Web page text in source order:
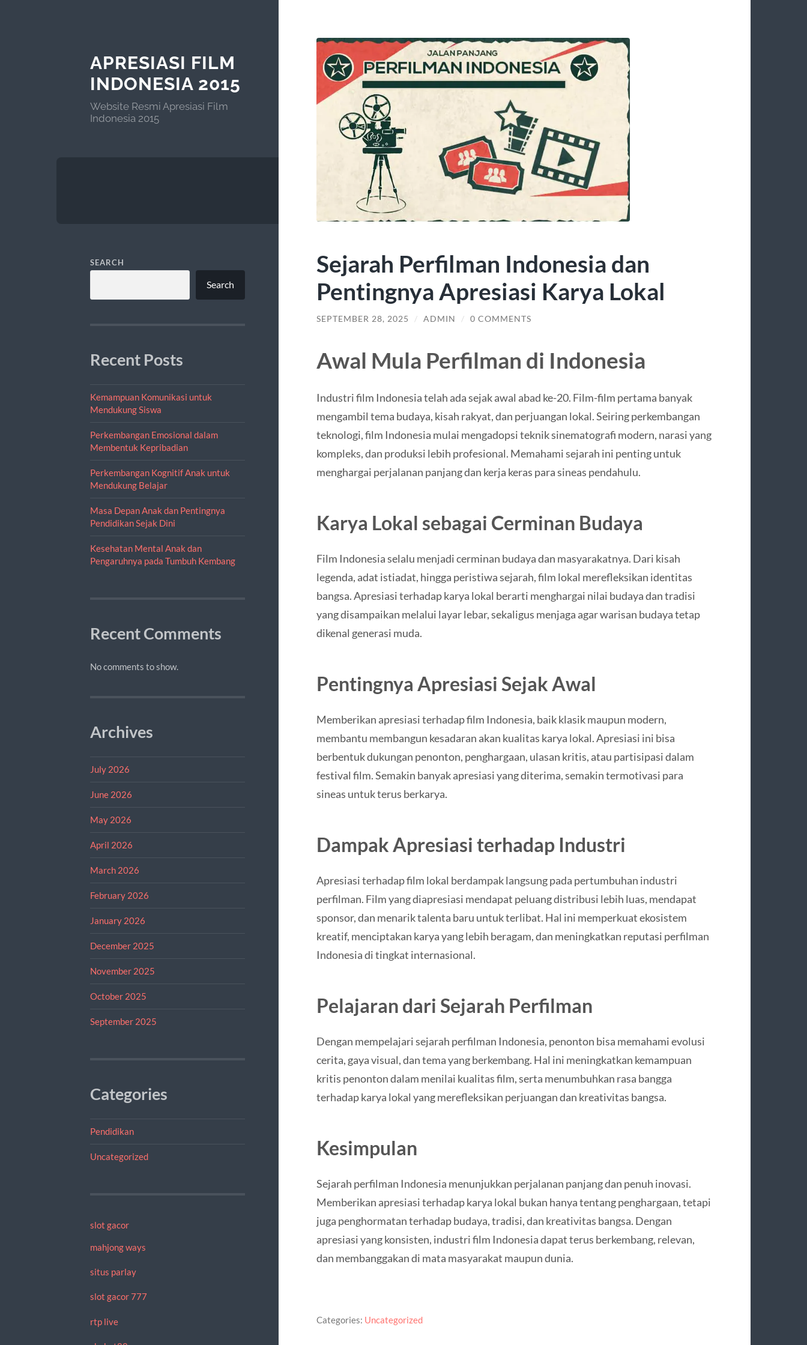
APRESIASI FILM
INDONESIA 2015
Website Resmi Apresiasi Film
Indonesia 2015
SEARCH
Search
Recent Posts
Kemampuan Komunikasi untuk
Mendukung Siswa
Perkembangan Emosional dalam
Membentuk Kepribadian
Perkembangan Kognitif Anak untuk
Mendukung Belajar
Masa Depan Anak dan Pentingnya
Pendidikan Sejak Dini
Kesehatan Mental Anak dan
Pengaruhnya pada Tumbuh Kembang
Recent Comments
No comments to show.
Archives
July 2026
June 2026
May 2026
April 2026
March 2026
February 2026
January 2026
December 2025
November 2025
October 2025
September 2025
Categories
Pendidikan
Uncategorized
slot gacor
mahjong ways
situs parlay
slot gacor 777
rtp live
Sejarah Perfilman Indonesia dan
Pentingnya Apresiasi Karya Lokal
SEPTEMBER 28, 2025 / ADMIN / 0 COMMENTS
Awal Mula Perfilman di Indonesia
Industri film Indonesia telah ada sejak awal abad ke-20. Film-film pertama banyak
mengambil tema budaya, kisah rakyat, dan perjuangan lokal. Seiring perkembangan
teknologi, film Indonesia mulai mengadopsi teknik sinematografi modern, narasi yang
kompleks, dan produksi lebih profesional. Memahami sejarah ini penting untuk
menghargai perjalanan panjang dan kerja keras para sineas pendahulu.
Karya Lokal sebagai Cerminan Budaya
Film Indonesia selalu menjadi cerminan budaya dan masyarakatnya. Dari kisah
legenda, adat istiadat, hingga peristiwa sejarah, film lokal merefleksikan identitas
bangsa. Apresiasi terhadap karya lokal berarti menghargai nilai budaya dan tradisi
yang disampaikan melalui layar lebar, sekaligus menjaga agar warisan budaya tetap
dikenal generasi muda.
Pentingnya Apresiasi Sejak Awal
Memberikan apresiasi terhadap film Indonesia, baik klasik maupun modern,
membantu membangun kesadaran akan kualitas karya lokal. Apresiasi ini bisa
berbentuk dukungan penonton, penghargaan, ulasan kritis, atau partisipasi dalam
festival film. Semakin banyak apresiasi yang diterima, semakin termotivasi para
sineas untuk terus berkarya.
Dampak Apresiasi terhadap Industri
Apresiasi terhadap film lokal berdampak langsung pada pertumbuhan industri
perfilman. Film yang diapresiasi mendapat peluang distribusi lebih luas, mendapat
sponsor, dan menarik talenta baru untuk terlibat. Hal ini memperkuat ekosistem
kreatif, menciptakan karya yang lebih beragam, dan meningkatkan reputasi perfilman
Indonesia di tingkat internasional.
Pelajaran dari Sejarah Perfilman
Dengan mempelajari sejarah perfilman Indonesia, penonton bisa memahami evolusi
cerita, gaya visual, dan tema yang berkembang. Hal ini meningkatkan kemampuan
kritis penonton dalam menilai kualitas film, serta menumbuhkan rasa bangga
terhadap karya lokal yang merefleksikan perjuangan dan kreativitas bangsa.
Kesimpulan
Sejarah perfilman Indonesia menunjukkan perjalanan panjang dan penuh inovasi.
Memberikan apresiasi terhadap karya lokal bukan hanya tentang penghargaan, tetapi
juga penghormatan terhadap budaya, tradisi, dan kreativitas bangsa. Dengan
apresiasi yang konsisten, industri film Indonesia dapat terus berkembang, relevan,
dan membanggakan di mata masyarakat maupun dunia.
Categories: Uncategorized